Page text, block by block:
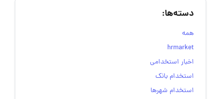
دسته‌ها:
همه
hrmarket
اخبار استخدامی
استخدام بانک
استخدام شهرها